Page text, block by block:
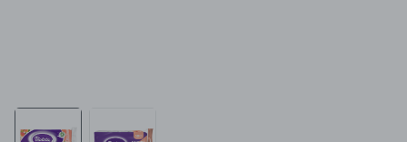
Specijalne kategorije